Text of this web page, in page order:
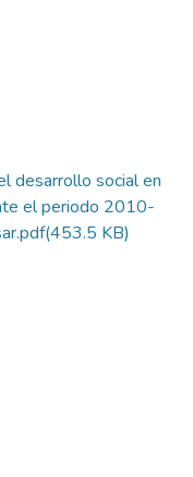
desarrollo social en
el periodo 2010-
(453.5 KB)